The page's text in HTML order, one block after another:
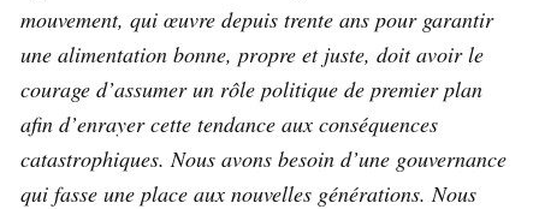
mouvement, qui œuvre depuis trente ans pour garantir
une alimentation bonne, propre et juste, doit avoir le
courage d’assumer un rôle politique de premier plan
afin d’enrayer cette tendance aux conséquences
catastrophiques. Nous avons besoin d’une gouvernance
qui fasse une place aux nouvelles générations. Nous